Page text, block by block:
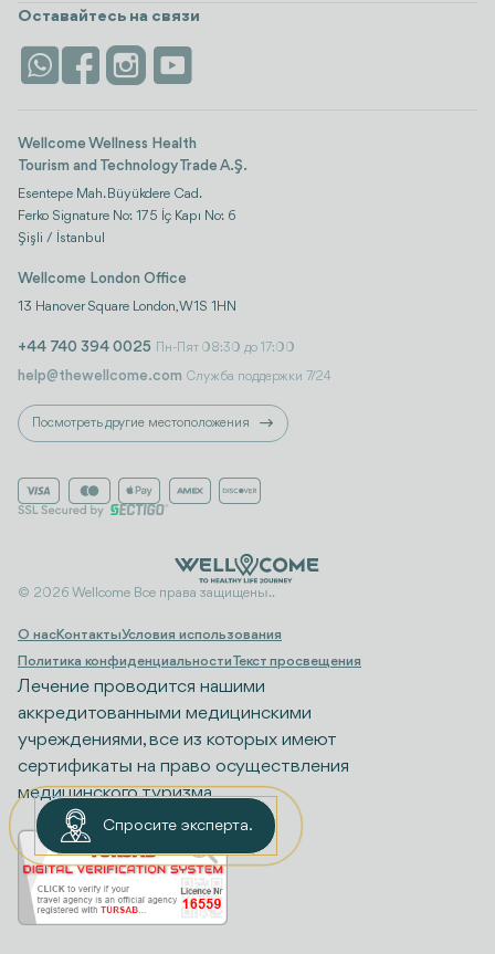
Безопасность
Контакты
Размещение
Достопримечательности
Отзывы
Istanbul
Оставайтесь на связи
Wellcome Wellness Health
Tourism and Technology Trade A.Ş.
Esentepe Mah. Büyükdere Cad.
Ferko Signature No: 175 İç Kapı No: 6
Şişli / İstanbul
Wellcome London Office
13 Hanover Square London, W1S 1HN
+44 740 394 0025 Пн-Пят 08:30 до 17:00
help@thewellcome.com Служба поддержки 7/24
Посмотреть другие местоположения
© 2026 Wellcome Все права защищены..
О насКонтактыУсловия использования
Политика конфиденциальностиТекст просвещения
Лечение проводится нашими
аккредитованными медицинскими
учреждениями, все из которых имеют
сертификаты на право осуществления
медицинского туризма.
Спросите эксперта.